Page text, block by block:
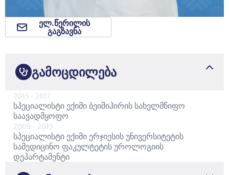
გამოცდილება
2015 - 2017
სპეციალისტი ექიმი ბეიშიჰირის სახელმწიფო
საავადმყოფო
2009 - 2015
სპეციალისტი ექიმი ერჯიესის უნივერსიტეტის
სამედიცინო ფაკულტეტის უროლოგიის
დეპარტამენტი
ელ.წერილის
გაგზავნა